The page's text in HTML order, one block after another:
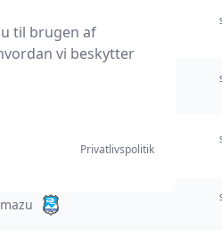
til brugen af
vi beskytter
Privatlivspolitik